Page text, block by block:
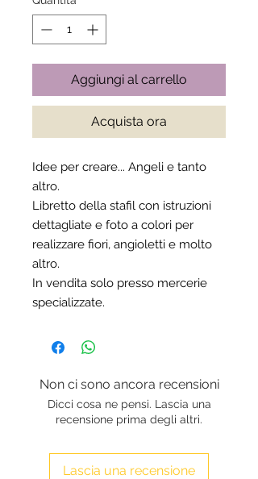
Aggiungi al carrello
Acquista ora
Idee per creare... Angeli e tanto
altro.
Libretto della stafil con istruzioni
dettagliate e foto a colori per
realizzare fiori, angioletti e molto
altro.
In vendita solo presso mercerie
specializzate.
Non ci sono ancora recensioni
Dicci cosa ne pensi. Lascia una
recensione prima degli altri.
Lascia una recensione